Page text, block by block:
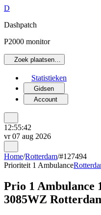
D
Dashpatch
P2000 monitor
Zoek plaatsen…
Statistieken
Gidsen
Account
12:55:42
vr 07 aug 2026
Home/Rotterdam/#127494
Prioriteit 1 Ambulance
Prio 1 Ambulance
3085WZ